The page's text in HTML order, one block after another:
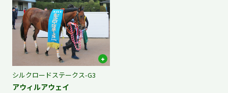
シルクロードステークス-G3
アウィルアウェイ